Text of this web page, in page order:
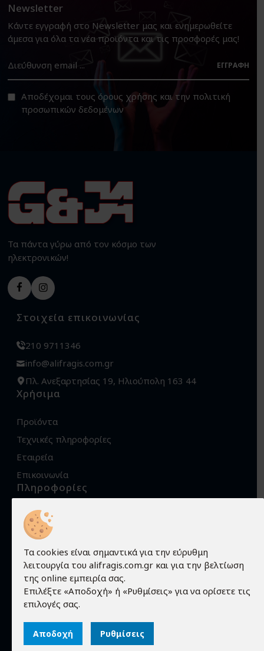
Newsletter
Κάντε εγγραφή στο Newsletter μας και ενημερωθείτε
άμεσα για όλα τα νέα προϊόντα και τις προσφορές μας!
ΕΓΓΡΑΦΉ
Αποδέχομαι τους όρους χρήσης και την πολιτική
προσωπικών δεδομένων
Τα πάντα γύρω από τον κόσμο των
ηλεκτρονικών!
Στοιχεία επικοινωνίας
210 9711346
info@alifragis.com.gr
Πλ. Ανεξαρτησίας 19, Ηλιούπολη 163 44
Χρήσιμα
Προϊόντα
Τεχνικές πληροφορίες
Εταιρεία
Επικοινωνία
Πληροφορίες
Όροι χρήσης
Προστασία προσωπικών δεδομένων
Πολιτική Cookies
Τρόποι αποστολής
Τρόποι παραγγελίας
Τρόποι πληρωμής
Εγγύηση - Επιστροφές
Τα cookies είναι σημαντικά για την εύρυθμη
λειτουργία του alifragis.com.gr και για την βελτίωση
της online εμπειρία σας.
Επιλέξτε «Αποδοχή» ή «Ρυθμίσεις» για να ορίσετε τις
επιλογές σας.
Αποδοχή Ρυθμίσεις